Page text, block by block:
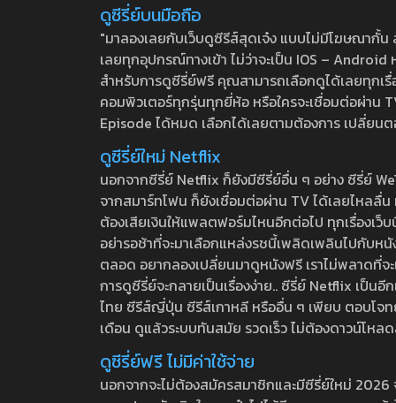
ดูซีรี่ย์บนมือถือ
"มาลองเลยกับเว็บดูซีรีส์สุดเจ๋ง แบบไม่มีโฆษณากั้
เลยทุกอุปกรณ์ทางเข้า ไม่ว่าจะเป็น IOS –
สำหรับการดูซีรี่ย์ฟรี คุณสามารถเลือกดูได้เลยทุกเ
คอมพิวเตอร์ทุกรุ่นทุกยี่ห้อ หรือใครจะเชื่อมต่อผ่าน
Episode ได้หมด เลือกได้เลยตามต้องการ เปลี่ยน
ดูซีรี่ย์ใหม่ Netflix
นอกจากซีรี่ย์ Netflix ก็ยังมีซีรี่ย์อื่น ๆ อย่าง ซีรี่ย์
จากสมาร์ทโฟน ก็ยังเชื่อมต่อผ่าน TV ได้เลยไหลลื่
ต้องเสียเงินให้แพลตฟอร์มไหนอีกต่อไป ทุกเรื่องเว็
อย่ารอช้าที่จะมาเลือกแหล่งรชนี้เพลิดเพลินไปกับห
ตลอด อยากลองเปลี่ยนมาดูหนังฟรี เราไม่พลาดที่
การดูซีรี่ย์จะกลายเป็นเรื่องง่าย.. ซีรี่ย์ Netflix เป็น
ไทย ซีรีส์ญี่ปุ่น ซีรีส์เกาหลี หรืออื่น ๆ เพียบ ตอบโจท
เดือน ดูแล้วระบบทันสมัย รวดเร็ว ไม่ต้องดาวน์โห
ดูซีรี่ย์ฟรี ไม่มีค่าใช้จ่าย
นอกจากจะไม่ต้องสมัครสมาชิกและมีซีรี่ย์ใหม่